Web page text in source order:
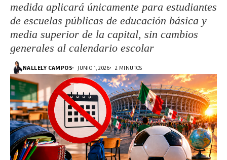
medida aplicará únicamente para estudiantes
de escuelas públicas de educación básica y
media superior de la capital, sin cambios
generales al calendario escolar
NALLELY CAMPOS JUNIO 1, 2026 2 MINUTOS